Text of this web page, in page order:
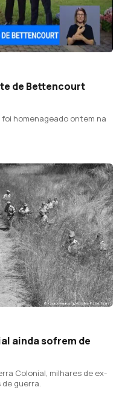
de Bettencourt
homenageado ontem na
ainda sofrem de
Colonial, milhares de ex-
guerra.